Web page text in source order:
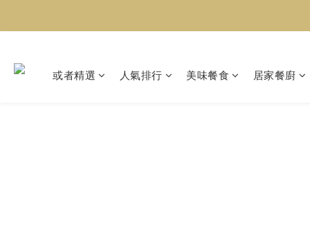
或者精選 人氣排行 美味餐食 居家餐廚